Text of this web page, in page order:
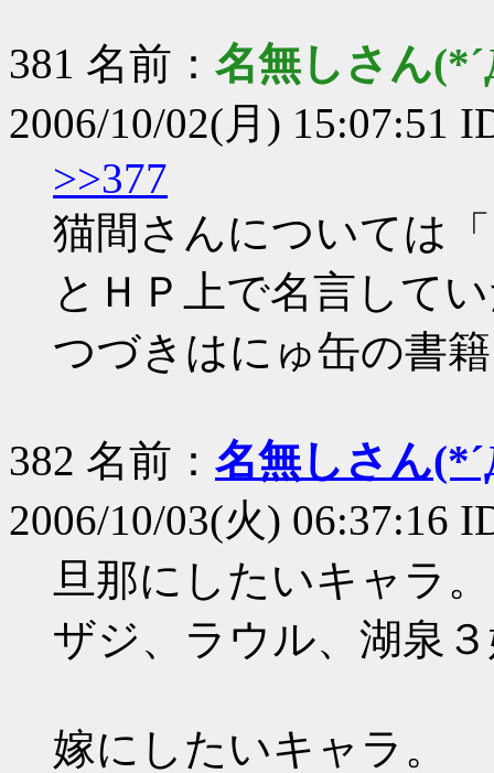
381 名前： 名無しさん
2006/10/02(月) 15:07:51
>>377
猫間さんについては
とＨＰ上で名言して
つづきはにゅ缶の書
382 名前： 名無しさん
2006/10/03(火) 06:37:16
旦那にしたいキャラ。
ザジ、ラウル、湖泉
嫁にしたいキャラ。